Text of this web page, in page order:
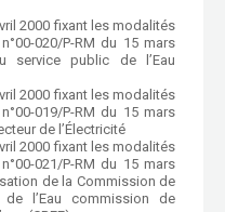
2000 fixant les modalités
020/P-RM du 15 mars
service public de l’Eau
2000 fixant les modalités
019/P-RM du 15 mars
de l’Électricité
2000 fixant les modalités
021/P-RM du 15 mars
de la Commission de
l’Eau commission de